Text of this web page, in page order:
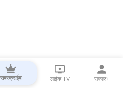
सबस्क्राईब लाईव्ह TV सकाळ+